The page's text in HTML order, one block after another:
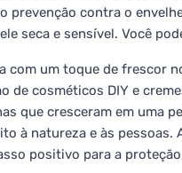
prevenção contra o
seca e sensível. Você
com um toque de frescor
de cosméticos DIY e
que cresceram em uma
à natureza e às
positivo para a